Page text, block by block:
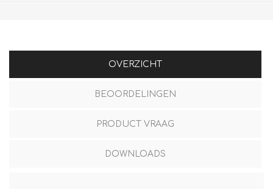
OVERZICHT
BEOORDELINGEN
PRODUCT VRAAG
DOWNLOADS